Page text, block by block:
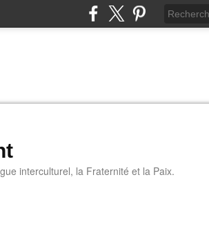
interculturel, la Fraternité et la Paix.